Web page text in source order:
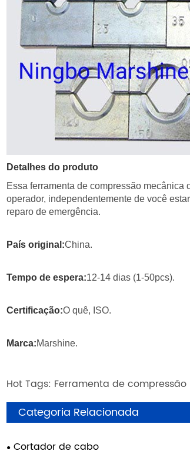
Detalhes do produto
Essa ferramenta de compressão
operador, independentemente de você
reparo de emergência.
País original:China.
Tempo de espera:12-14 dias (1-50pcs).
Certificação:O quê, ISO.
Marca:Marshine.
Hot Tags: Ferramenta de
Categoria Relacionada
Cortador de cabo